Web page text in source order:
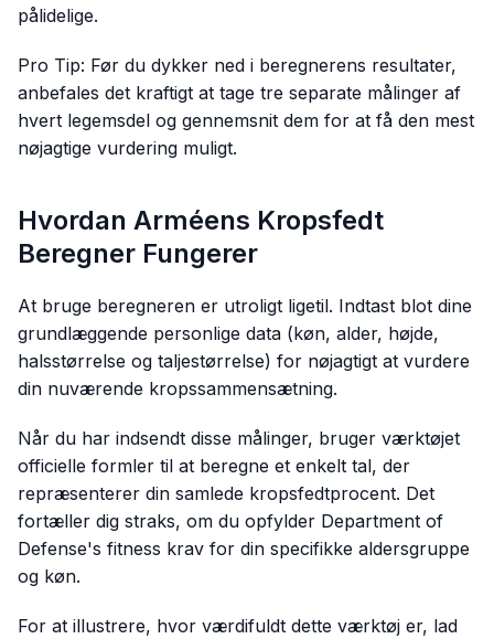
pålidelige.
Pro Tip: Før du dykker ned i beregnerens resultater,
anbefales det kraftigt at tage tre separate målinger af
hvert legemsdel og gennemsnit dem for at få den mest
nøjagtige vurdering muligt.
Hvordan Arméens Kropsfedt
Beregner Fungerer
At bruge beregneren er utroligt ligetil. Indtast blot dine
grundlæggende personlige data (køn, alder, højde,
halsstørrelse og taljestørrelse) for nøjagtigt at vurdere
din nuværende kropssammensætning.
Når du har indsendt disse målinger, bruger værktøjet
officielle formler til at beregne et enkelt tal, der
repræsenterer din samlede kropsfedtprocent. Det
fortæller dig straks, om du opfylder Department of
Defense's fitness krav for din specifikke aldersgruppe
og køn.
For at illustrere, hvor værdifuldt dette værktøj er, lad